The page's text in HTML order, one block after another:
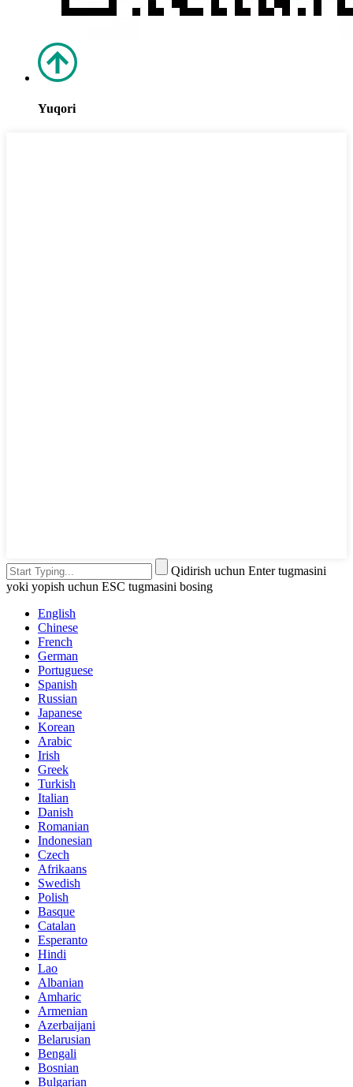
Yuqori
Qidirish uchun Enter tugmasini
yoki yopish uchun ESC tugmasini bosing
English
Chinese
French
German
Portuguese
Spanish
Russian
Japanese
Korean
Arabic
Irish
Greek
Turkish
Italian
Danish
Romanian
Indonesian
Czech
Afrikaans
Swedish
Polish
Basque
Catalan
Esperanto
Hindi
Lao
Albanian
Amharic
Armenian
Azerbaijani
Belarusian
Bengali
Bosnian
Bulgarian